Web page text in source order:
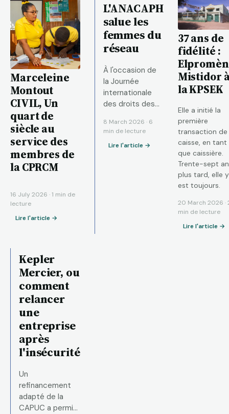
Marceleine
Montout
CIVIL, Un
quart de
siècle au
service des
membres de
la CPRCM
16 July 2026 · 1 min de
lecture
Lire l'article →
L'ANACAPH
salue les
femmes du
réseau
À l'occasion de
la Journée
internationale
des droits des
dirigeantes qui
bonne
8 March 2026 · 6
min de lecture
Lire l'article →
37 ans de
fidélité :
Mistidor
la KPSEK
Elle a initié la
première
transaction de
caisse, en tant
que caissière.
Trente-sept
plus tard, elle y
est toujours.
20 March 2026 ·
min de lecture
Lire l'article →
Kepler
Mercier, ou
comment
relancer
une
entreprise
après
l'insécurité
Un
refinancement
adapté de la
CAPUC a permis